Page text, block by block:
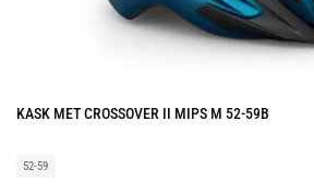
KASK MET CROSSOVER II MIPS M 52-59B
52-59